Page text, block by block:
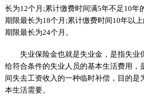
长为12个月;累计缴费时间满5年不足10年
期限最长为18个月;累计缴费时间10年以
期限最长为24个月。
失业保险金也就是失业金，是指失业
给符合条件的失业人员的基本生活费用，
间失去工资收入的一种临时补偿，目的是
本生活需要。